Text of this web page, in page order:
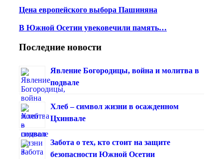
Цена европейского выбора Пашиняна
В Южной Осетии увековечили память…
Последние новости
Явление Богородицы, война и молитва в
подвале
Хлеб – символ жизни в осажденном
Цхинвале
Забота о тех, кто стоит на защите
безопасности Южной Осетии